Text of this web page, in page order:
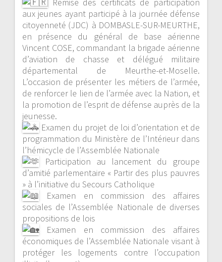
aux jeunes ayant participé à la journée défense
citoyenneté (JDC) à DOMBASLE-SUR-MEURTHE,
en présence du général de base aérienne
Vincent COSE, commandant la brigade aérienne
d’aviation de chasse et délégué militaire
départemental de Meurthe-et-Moselle.
L’occasion de présenter les métiers de l’armée,
de renforcer le lien de l’armée avec la Nation, et
la promotion de l’esprit de défense auprès de la
jeunesse.
Examen du projet de loi d’orientation et de
programmation du Ministère de l’Intérieur dans
l’hémicycle de l’Assemblée Nationale
Participation au lancement du groupe
d’amitié parlementaire « Partir des plus pauvres
» à l’initiative du Secours Catholique
Examen en commission des affaires
sociales de l’Assemblée Nationale de diverses
propositions de lois
Examen en commission des affaires
économiques de l’Assemblée Nationale visant à
protéger les logements contre l’occupation